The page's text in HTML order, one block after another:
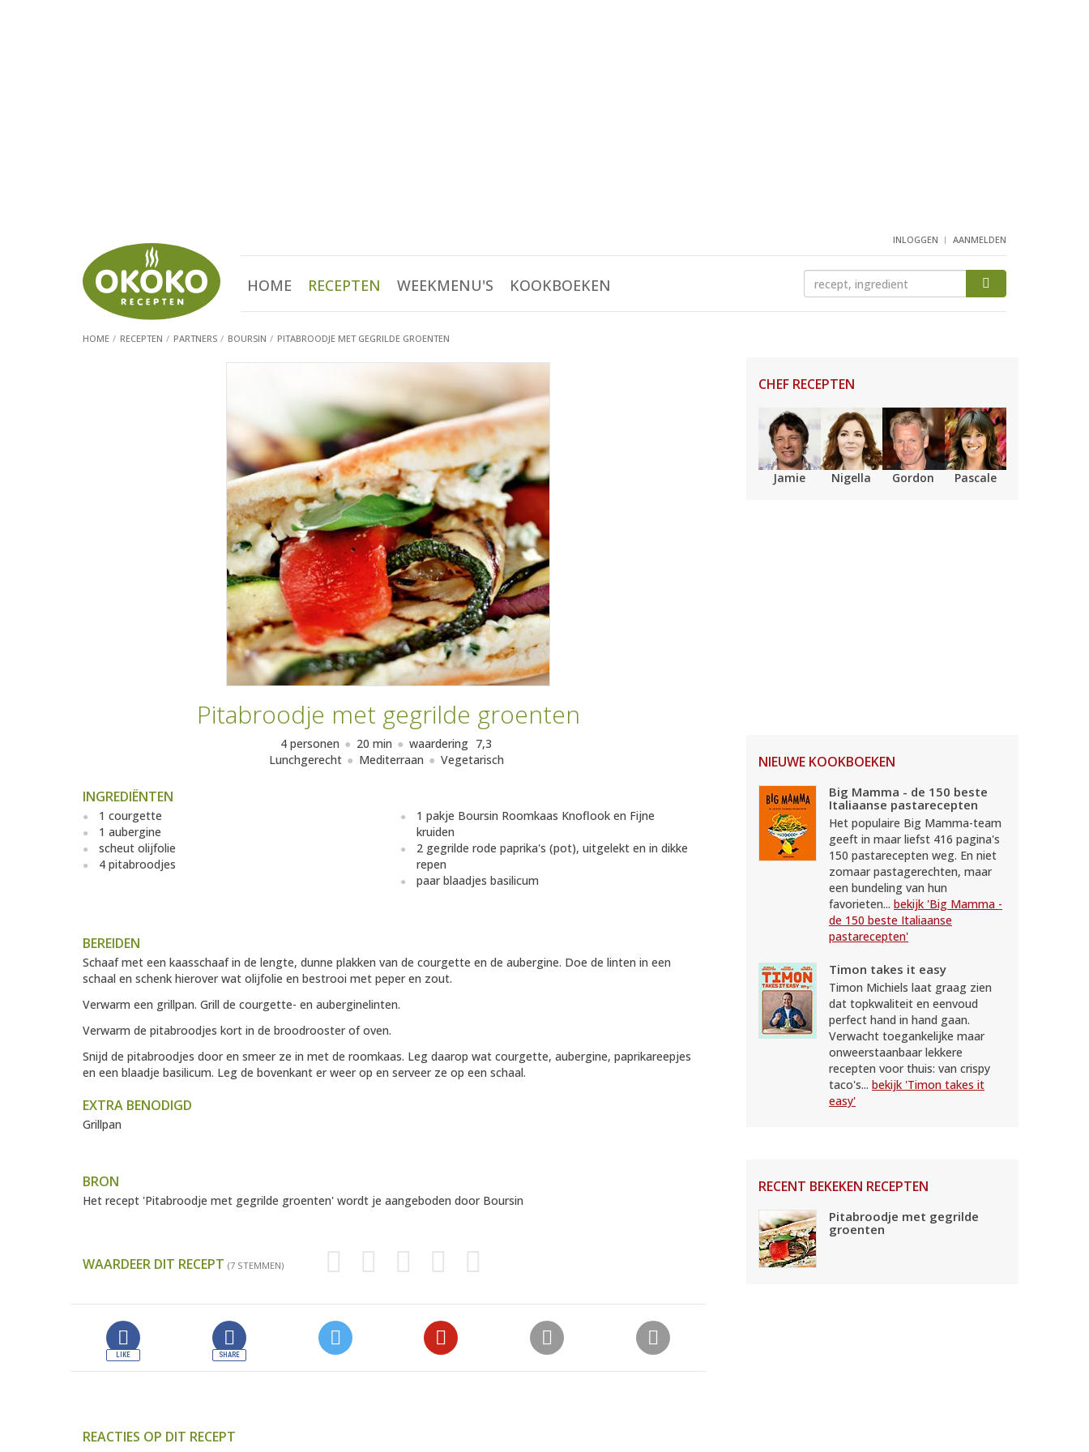
INLOGGEN AANMELDEN
HOME RECEPTEN WEEKMENU'S KOOKBOEKEN
HOME RECEPTEN PARTNERS BOURSIN PITABROODJE MET GEGRILDE GROENTEN
Pitabroodje met gegrilde groenten
4 personen 20 min waardering 7,3
Lunchgerecht
Mediterraan Vegetarisch
INGREDIËNTEN
1 courgette
1 aubergine
scheut olijfolie
4 pitabroodjes
1 pakje Boursin Roomkaas Knoflook en Fijne
kruiden
2 gegrilde rode paprika's (pot), uitgelekt en in dikke
repen
paar blaadjes basilicum
BEREIDEN
Schaaf met een kaasschaaf in de lengte, dunne plakken van de courgette en de aubergine. Doe de linten in een
schaal en schenk hierover wat olijfolie en bestrooi met peper en zout.
Verwarm een grillpan. Grill de courgette- en auberginelinten.
Verwarm de pitabroodjes kort in de broodrooster of oven.
Snijd de pitabroodjes door en smeer ze in met de roomkaas. Leg daarop wat courgette, aubergine, paprikareepjes
en een blaadje basilicum. Leg de bovenkant er weer op en serveer ze op een schaal.
EXTRA BENODIGD
Grillpan
BRON
Het recept 'Pitabroodje met gegrilde groenten' wordt je aangeboden door Boursin
WAARDEER DIT RECEPT (7 STEMMEN)
REACTIES OP DIT RECEPT
CHEF RECEPTEN
Jamie Nigella Gordon Pascale
NIEUWE KOOKBOEKEN
Big Mamma - de 150 beste
Italiaanse pastarecepten
Het populaire Big Mamma-team
geeft in maar liefst 416 pagina's
150 pastarecepten weg. En niet
zomaar pastagerechten, maar
een bundeling van hun
favorieten... bekijk 'Big Mamma -
de 150 beste Italiaanse
pastarecepten'
Timon takes it easy
Timon Michiels laat graag zien
dat topkwaliteit en eenvoud
perfect hand in hand gaan.
Verwacht toegankelijke maar
onweerstaanbaar lekkere
recepten voor thuis: van crispy
taco's... bekijk 'Timon takes it
easy'
RECENT BEKEKEN RECEPTEN
Pitabroodje met gegrilde
groenten